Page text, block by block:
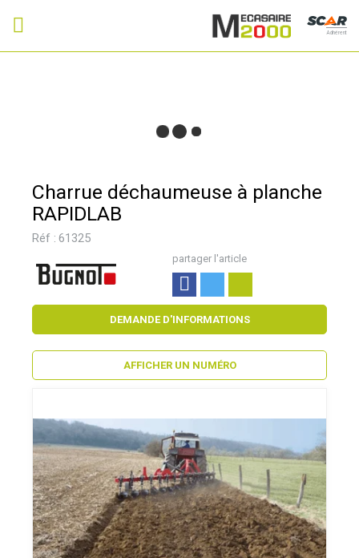
Adhérent
Charrue déchaumeuse à planche
RAPIDLAB
Réf : 61325
partager l'article
DEMANDE D'INFORMATIONS
AFFICHER UN NUMÉRO